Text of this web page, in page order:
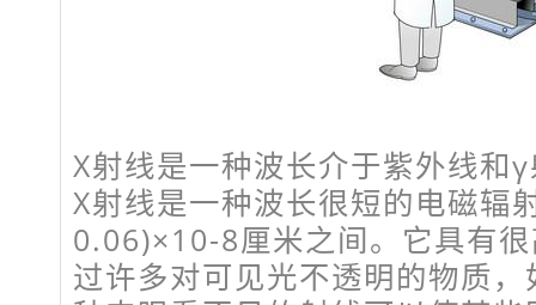
X射线是一种波长介于紫外线和
X射线是一种波长很短的电磁辐
0.06)×10-8厘米之间。它具有
过许多对可见光不透明的物质